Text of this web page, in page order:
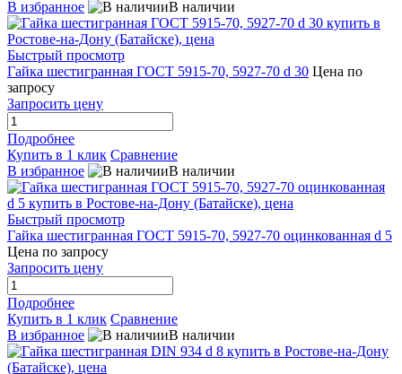
В избранное В наличии
Быстрый просмотр
Гайка шестигранная ГОСТ 5915-70, 5927-70 d 30 Цена по
запросу
Запросить цену
Подробнее
Купить в 1 клик Сравнение
В избранное
В наличии
Быстрый просмотр
Гайка шестигранная ГОСТ 5915-70, 5927-70 оцинкованная d 5
Цена по запросу
Запросить цену
Подробнее
Купить в 1 клик Сравнение
В избранное
В наличии